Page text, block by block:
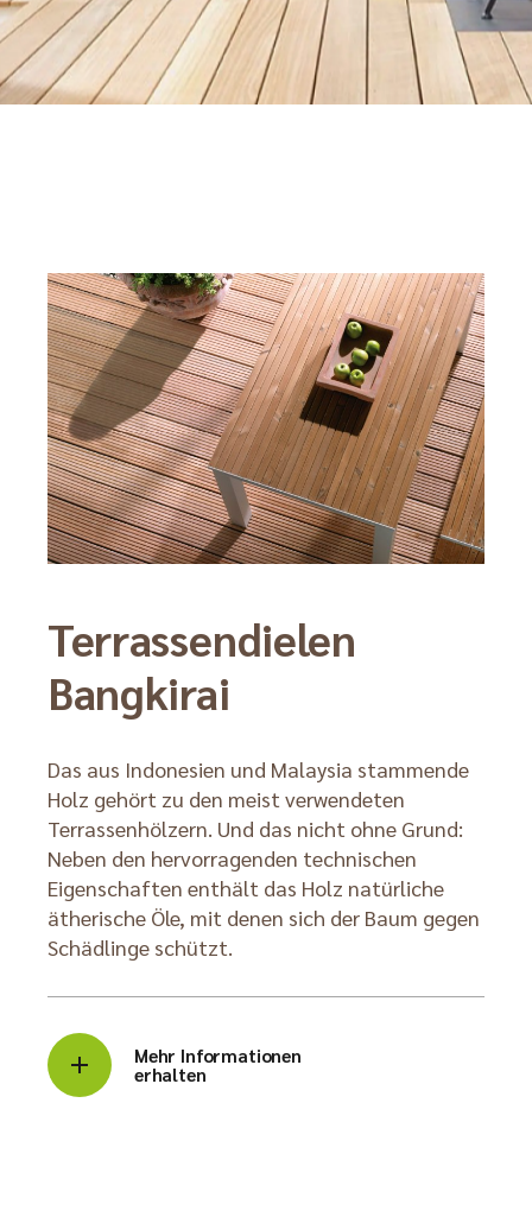
Terrassendielen
Bangkirai
Das aus Indonesien und Malaysia stammende
Holz gehört zu den meist verwendeten
Terrassenhölzern. Und das nicht ohne Grund:
Neben den hervorragenden technischen
Eigenschaften enthält das Holz natürliche
ätherische Öle, mit denen sich der Baum gegen
Schädlinge schützt.
Mehr Informationen
erhalten